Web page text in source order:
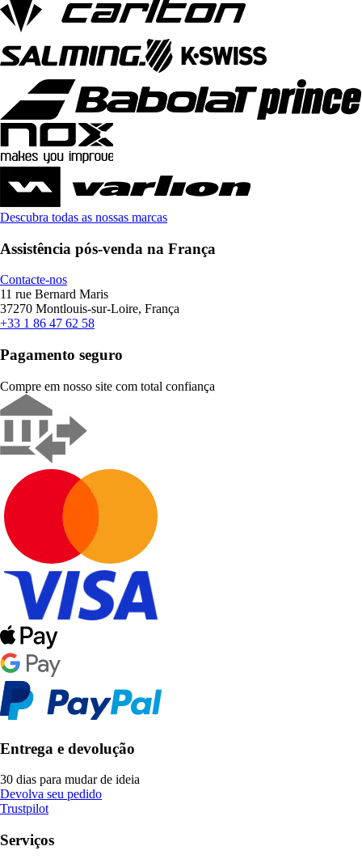
Descubra todas as nossas marcas
Assistência pós-venda na França
Contacte-nos
11 rue Bernard Maris
37270 Montlouis-sur-Loire, França
+33 1 86 47 62 58
Pagamento seguro
Compre em nosso site com total confiança
Entrega e devolução
30 dias para mudar de ideia
Devolva seu pedido
Trustpilot
Serviços